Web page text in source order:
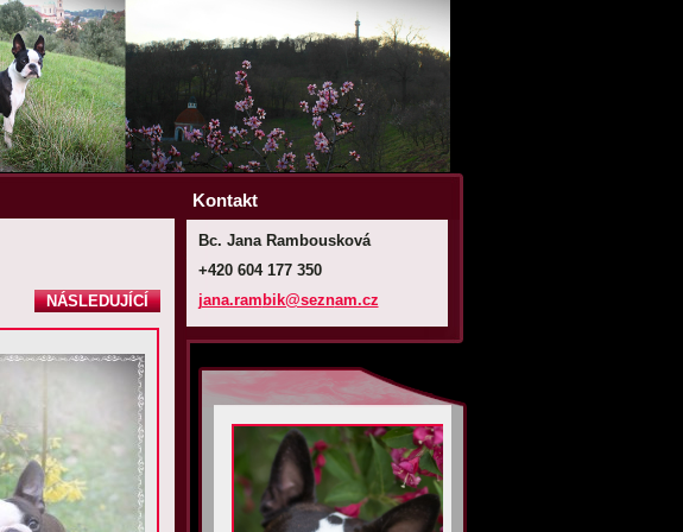
NÁSLEDUJÍCÍ
Kontakt
Bc. Jana Rambousková
+420 604 177 350
jana.ram bik@seznam.cz